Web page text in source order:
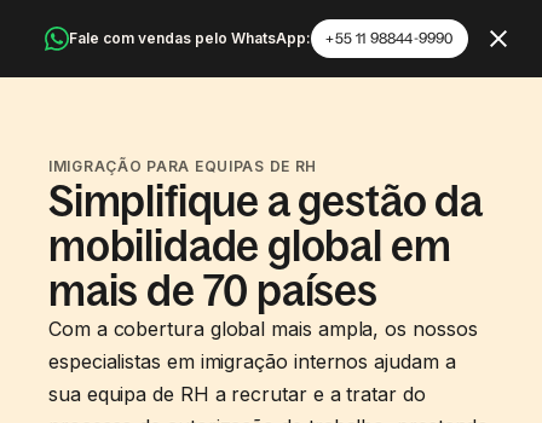
Fale com vendas pelo WhatsApp: +55 11 98844-9990
IMIGRAÇÃO PARA EQUIPAS DE RH
Simplifique a gestão da
mobilidade global em
mais de 70 países
Com a cobertura global mais ampla, os nossos
especialistas em imigração internos ajudam a
sua equipa de RH a recrutar e a tratar do